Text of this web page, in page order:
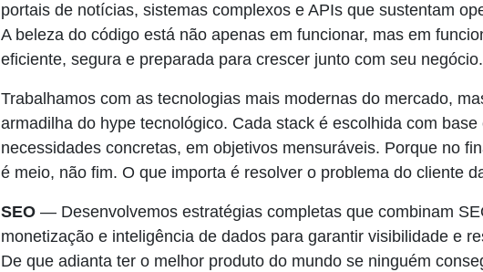
portais de notícias, sistemas complexos e APIs que sustentam
A beleza do código está não apenas em funcionar, mas em
eficiente, segura e preparada para crescer junto com seu negócio.
Trabalhamos com as tecnologias mais modernas do mercado,
armadilha do hype tecnológico. Cada stack é escolhida com
necessidades concretas, em objetivos mensuráveis. Porque no
é meio, não fim. O que importa é resolver o problema do cliente
SEO — Desenvolvemos estratégias completas que combinam
monetização e inteligência de dados para garantir visibilidade e
De que adianta ter o melhor produto do mundo se ninguém